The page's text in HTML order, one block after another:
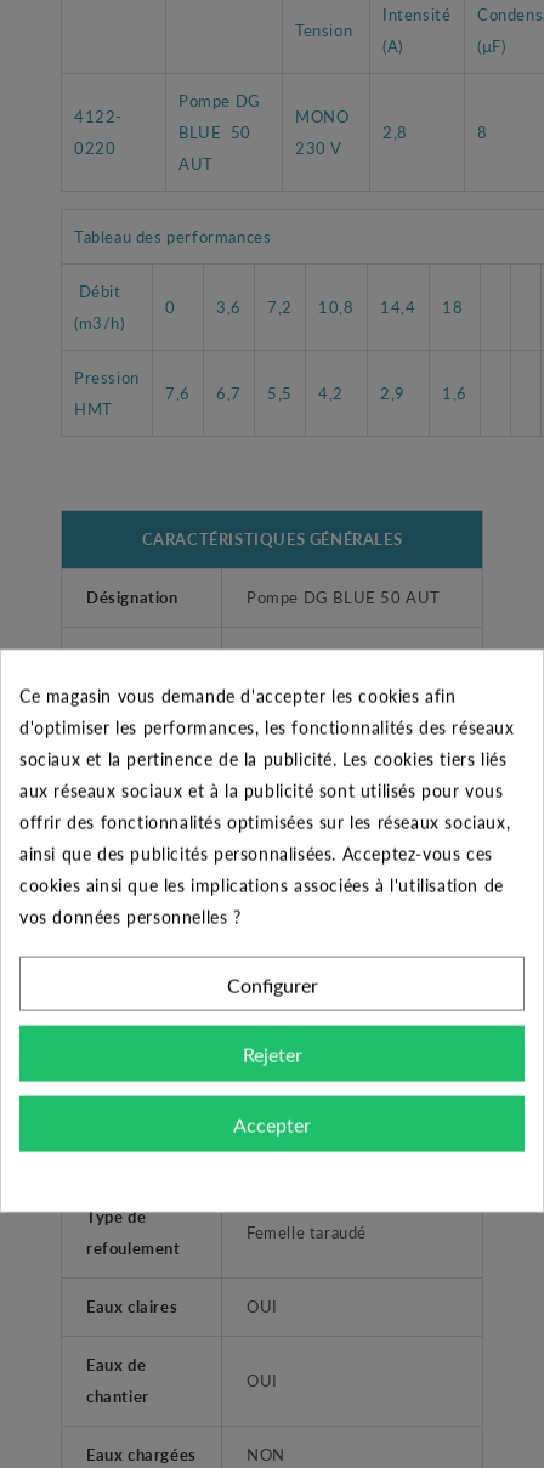
Tension
Intensité
(A)
(µF)
4122-
0220
Pompe DG
BLUE 50
AUT
MONO
230 V
2,8 8
Tableau des performances
Débit
(m3/h)
0 3,6 7,2 10,8 14,4 18
Pression
HMT
7,6 6,7 5,5 4,2 2,9 1,6
CARACTÉRISTIQUES GÉNÉRALES
Désignation Pompe DG BLUE 50 AUT
Garantie 2 ans
ZENIT
Accessoires
10 m de câble et un
flotteur
Utilisateurs
Domestique et
Professionnel
Aspiration sur Fosses biologiques.
Diamètre de
1"1/2 (40/49)
Type liquide Eaux usées domestiques
Application Relevage des eaux usées.
Type de
refoulement
Femelle taraudé
Eaux claires OUI
Eaux de
chantier
OUI
Eaux chargées NON
Ce magasin vous demande d'accepter les cookies afin
d'optimiser les performances, les fonctionnalités des réseaux
sociaux et la pertinence de la publicité. Les cookies tiers liés
aux réseaux sociaux et à la publicité sont utilisés pour vous
offrir des fonctionnalités optimisées sur les réseaux sociaux,
ainsi que des publicités personnalisées. Acceptez-vous ces
cookies ainsi que les implications associées à l'utilisation de
vos données personnelles ?
Configurer
Rejeter
Accepter